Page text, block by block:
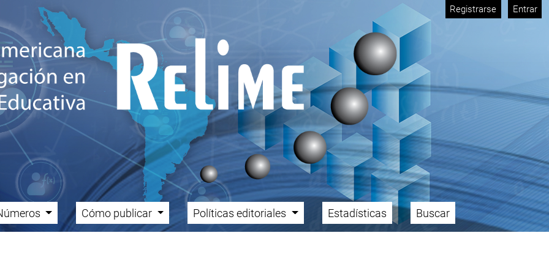
Registrarse Entrar
Cómo publicar Políticas editoriales Estadísticas Buscar